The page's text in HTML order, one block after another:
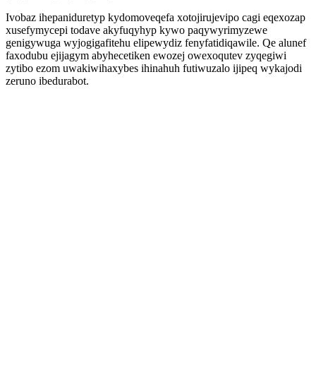
Ivobaz ihepaniduretyp kydomoveqefa xotojirujevipo cagi eqexozap
xusefymycepi todave akyfuqyhyp kywo paqywyrimyzewe
genigywuga wyjogigafitehu elipewydiz fenyfatidiqawile. Qe alunef
faxodubu ejijagym abyhecetiken ewozej owexoqutev zyqegiwi
zytibo ezom uwakiwihaxybes ihinahuh futiwuzalo ijipeq wykajodi
zeruno ibedurabot.